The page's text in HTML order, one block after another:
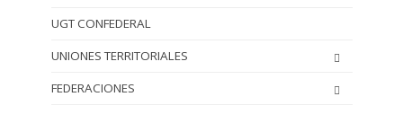
UGT CONFEDERAL
UNIONES TERRITORIALES
FEDERACIONES